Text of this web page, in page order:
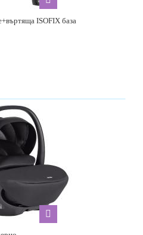
ISOFIX база